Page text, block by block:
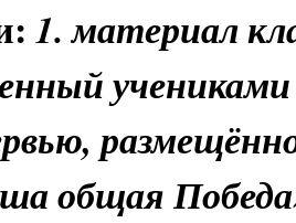
1. материал
общая